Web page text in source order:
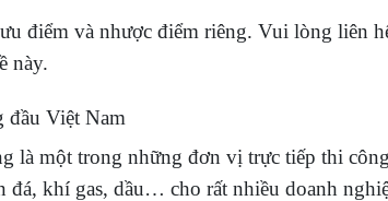
điểm và nhược điểm riêng. Vui lòng liên
này.
đầu Việt Nam
một trong những đơn vị trực tiếp thi
khí gas, dầu… cho rất nhiều doanh